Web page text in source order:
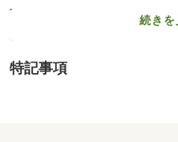
駄な内覧やしつこい営業は
いいかわからない」「忙し
るだけ。お部屋探しを、も
続きを
特記事項